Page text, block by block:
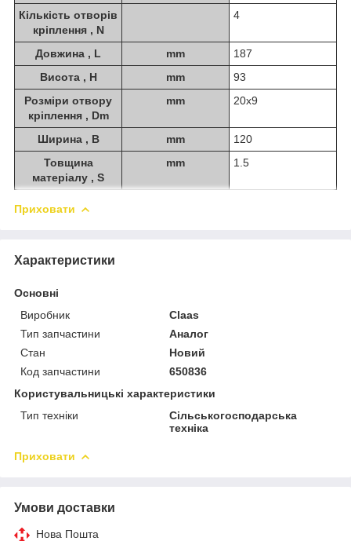
Кількість отворів
кріплення , N
4
Довжина , L mm
187
Висота , H
mm
93
Розміри отвору
кріплення , Dm
mm 20х9
Ширина , B mm
120
Товщина
матеріалу , S
mm 1.5
Приховати
Характеристики
Основні
Виробник
Claas
Тип запчастини
Аналог
Стан
Новий
Код запчастини
650836
Користувальницькі характеристики
Тип техніки
Сільськогосподарська
техніка
Приховати
Умови доставки
Нова Пошта